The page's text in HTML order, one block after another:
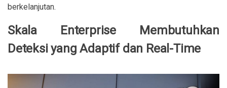
berkelanjutan.
Skala Enterprise Membutuhkan
Deteksi yang Adaptif dan Real-Time